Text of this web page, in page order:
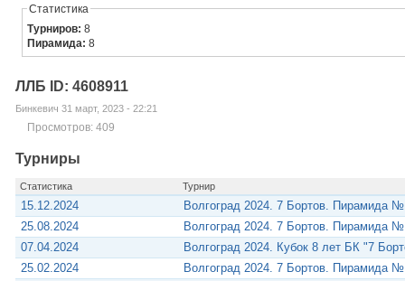
Статистика
Турниров:8
Пирамида:8
ЛЛБ ID: 4608911
Бинкевич 31 март, 2023 - 22:21
Просмотров: 409
Турниры
Статистика Турнир
15.12.2024
Волгоград 2024. 7 Бортов. Пирамида
25.08.2024
Волгоград 2024. 7 Бортов. Пирамида
07.04.2024
Волгоград 2024. Кубок 8 лет БК "7
25.02.2024
Волгоград 2024. 7 Бортов. Пирамида